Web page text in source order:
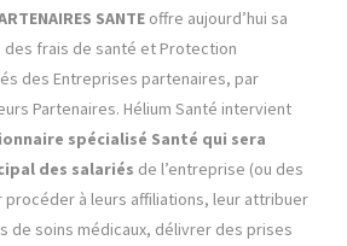
SANTE offre aujourd’hui sa
frais de santé et Protection
des Entreprises partenaires, par
Partenaires. Hélium Santé intervient
spécialisé Santé qui sera
des salariés de l’entreprise (ou des
procéder à leurs affiliations, leur attribuer
de soins médicaux, délivrer des prises